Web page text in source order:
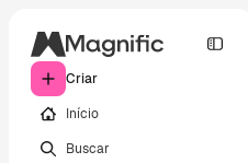
Criar
Início
Buscar